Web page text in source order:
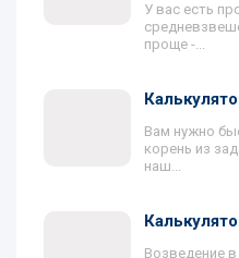
У вас есть
проще -...
Вам нужно
корень из
наш...
Возведение в